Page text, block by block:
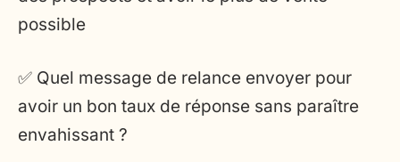
possible
✅ Quel message de relance envoyer pour
avoir un bon taux de réponse sans paraître
envahissant ?